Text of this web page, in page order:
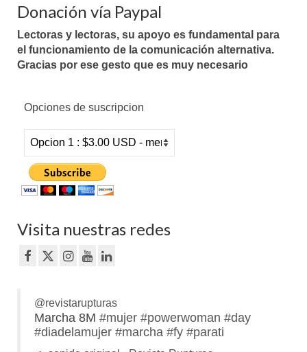
Donación vía Paypal
Lectoras y lectoras, su apoyo es fundamental para
el funcionamiento de la comunicación alternativa.
Gracias por ese gesto que es muy necesario
Opciones de suscripcion
Visita nuestras redes
@revistarupturas
Marcha 8M #mujer #powerwoman #day
#diadelamujer #marcha #fy #parati